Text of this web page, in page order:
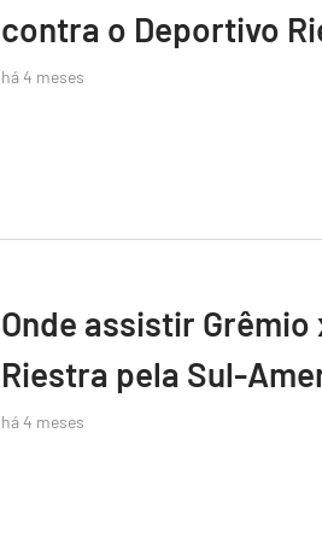
contra o Deportivo
há 4 meses
Onde assistir
Riestra pela Sul-
há 4 meses